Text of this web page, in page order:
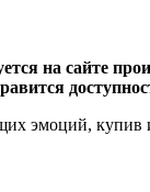
на сайте
эмоций, купив